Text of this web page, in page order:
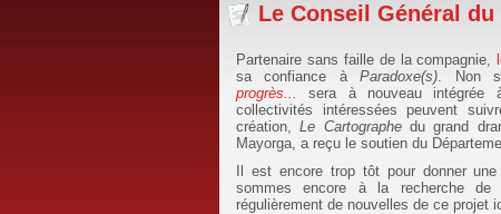
Le Conseil Général
Partenaire sans faille de la compagnie,
sa confiance àParadoxe(s) . Non
progrès...
sera à nouveau intégrée
collectivités intéressées peuvent
création,Le Cartographedu grand
Mayorga, a reçu le soutien du
Il est encore trop tôt pour donner
sommes encore à la recherche de
régulièrement de nouvelles de ce projet